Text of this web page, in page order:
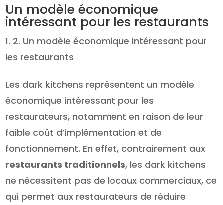
Un modèle économique
intéressant pour les restaurants
2. Un modèle économique intéressant pour
les restaurants
Les dark kitchens représentent un modèle
économique intéressant pour les
restaurateurs, notamment en raison de leur
faible coût d’implémentation et de
fonctionnement. En effet, contrairement aux
restaurants traditionnels, les dark kitchens
ne nécessitent pas de locaux commerciaux, ce
qui permet aux restaurateurs de réduire